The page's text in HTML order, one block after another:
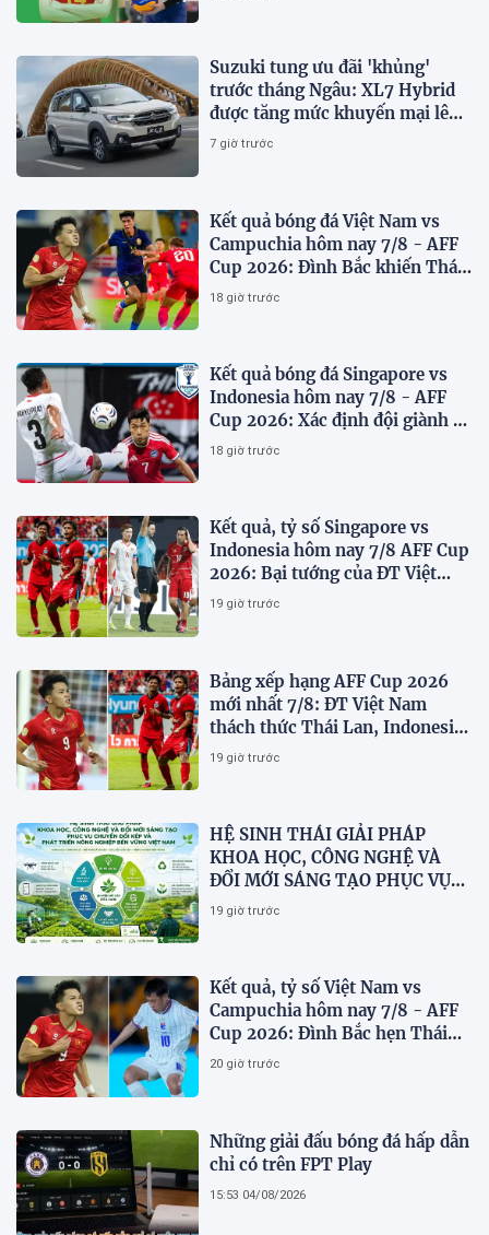
Suzuki tung ưu đãi 'khủng'
trước tháng Ngâu: XL7 Hybrid
được tăng mức khuyến mại lên
75 triệu đồng
7 giờ trước
Kết quả bóng đá Việt Nam vs
Campuchia hôm nay 7/8 - AFF
Cup 2026: Đình Bắc khiến Thái
Lan run sợ
18 giờ trước
Kết quả bóng đá Singapore vs
Indonesia hôm nay 7/8 - AFF
Cup 2026: Xác định đội giành vé
Bán kết
18 giờ trước
Kết quả, tỷ số Singapore vs
Indonesia hôm nay 7/8 AFF Cup
2026: Bại tướng của ĐT Việt
nam dừng bước sớm
19 giờ trước
Bảng xếp hạng AFF Cup 2026
mới nhất 7/8: ĐT Việt Nam
thách thức Thái Lan, Indonesia
dừng bước
19 giờ trước
HỆ SINH THÁI GIẢI PHÁP
KHOA HỌC, CÔNG NGHỆ VÀ
ĐỔI MỚI SÁNG TẠO PHỤC VỤ
CHUYỂN ĐỔI KÉP VÀ PHÁT
19 giờ trước
Kết quả, tỷ số Việt Nam vs
Campuchia hôm nay 7/8 - AFF
Cup 2026: Đình Bắc hẹn Thái
Lan ở chung kết?
20 giờ trước
Những giải đấu bóng đá hấp dẫn
chỉ có trên FPT Play
15:53 04/08/2026